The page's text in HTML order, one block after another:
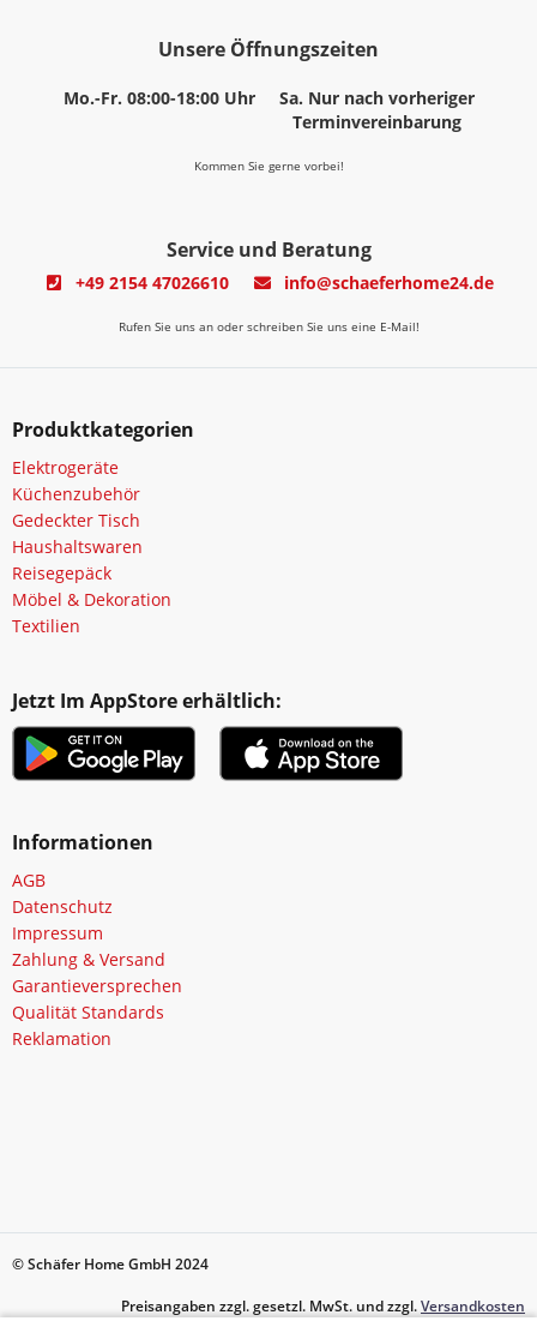
Unsere Öffnungszeiten
Mo.-Fr. 08:00-18:00 Uhr
Sa. Nur nach vorheriger
Terminvereinbarung
Kommen Sie gerne vorbei!
Service und Beratung
+49 2154 47026610 info@schaeferhome24.de
Rufen Sie uns an oder schreiben Sie uns eine E-Mail!
Produktkategorien
Elektrogeräte
Küchenzubehör
Gedeckter Tisch
Haushaltswaren
Reisegepäck
Möbel & Dekoration
Textilien
Jetzt Im AppStore erhältlich:
Informationen
AGB
Datenschutz
Impressum
Zahlung & Versand
Garantieversprechen
Qualität Standards
Reklamation
© Schäfer Home GmbH 2024
Preisangaben zzgl. gesetzl. MwSt. und zzgl.Versandkosten